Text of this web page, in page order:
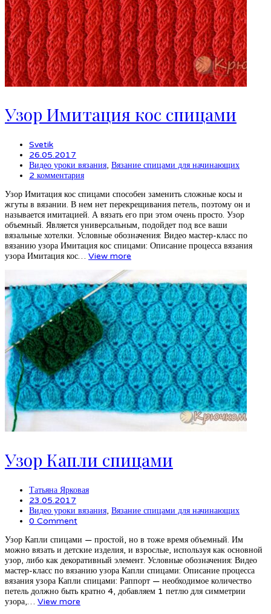
Узор Имитация кос спицами
Svetik
26.05.2017
Видео уроки вязания, Вязание спицами для начинающих
2 комментария
Узор Имитация кос спицами способен заменить сложные косы и
жгуты в вязании. В нем нет перекрещивания петель, поэтому он и
называется имитацией. А вязать его при этом очень просто. Узор
объемный. Является универсальным, подойдет под все ваши
вязальные хотелки. Условные обозначения: Видео мастер-класс по
вязанию узора Имитация кос спицами: Описание процесса вязания
узора Имитация кос… View more
Узор Капли спицами
Татьяна Ярковая
23.05.2017
Видео уроки вязания, Вязание спицами для начинающих
0 Comment
Узор Капли спицами — простой, но в тоже время объемный. Им
можно вязать и детские изделия, и взрослые, используя как основной
узор, либо как декоративный элемент. Условные обозначения: Видео
мастер-класс по вязанию узора Капли спицами: Описание процесса
вязания узора Капли спицами: Раппорт — необходимое количество
петель должно быть кратно 4, добавляем 1 петлю для симметрии
узора,… View more